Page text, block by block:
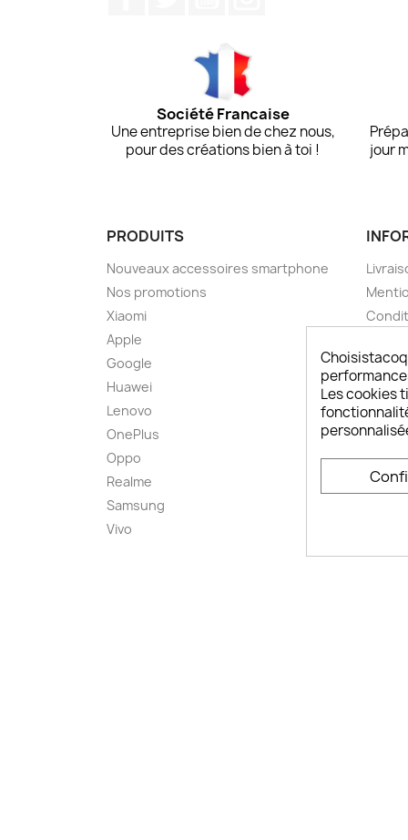
Société Francaise
Une entreprise bien de chez nous,
pour des créations bien à toi !
jour
PRODUITS
Nouveaux accessoires smartphone
Nos promotions
Xiaomi
Apple
Google
Huawei
Lenovo
OnePlus
Oppo
Realme
Samsung
Vivo
FAQ
Les cookies